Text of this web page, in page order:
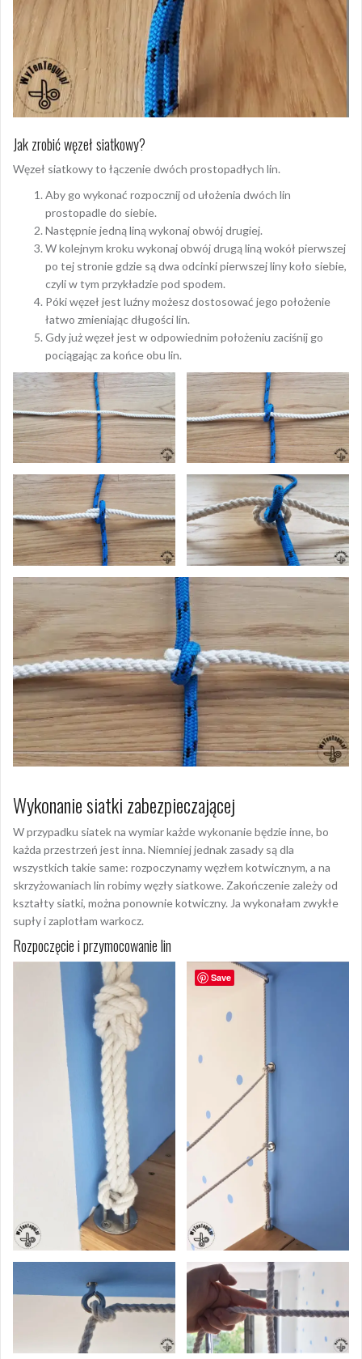
Jak zrobić węzeł siatkowy?
Węzeł siatkowy to łączenie dwóch prostopadłych lin.
Aby go wykonać rozpocznij od ułożenia dwóch lin
prostopadle do siebie.
Następnie jedną liną wykonaj obwój drugiej.
W kolejnym kroku wykonaj obwój drugą liną wokół pierwszej
po tej stronie gdzie są dwa odcinki pierwszej liny koło siebie,
czyli w tym przykładzie pod spodem.
Póki węzeł jest luźny możesz dostosować jego położenie
łatwo zmieniając długości lin.
Gdy już węzeł jest w odpowiednim położeniu zaciśnij go
pociągając za końce obu lin.
Wykonanie siatki zabezpieczającej
W przypadku siatek na wymiar każde wykonanie będzie inne, bo
każda przestrzeń jest inna. Niemniej jednak zasady są dla
wszystkich takie same: rozpoczynamy węzłem kotwicznym, a na
skrzyżowaniach lin robimy węzły siatkowe. Zakończenie zależy od
kształty siatki, można ponownie kotwiczny. Ja wykonałam zwykłe
supły i zaplotłam warkocz.
Rozpoczęcie i przymocowanie lin
Save